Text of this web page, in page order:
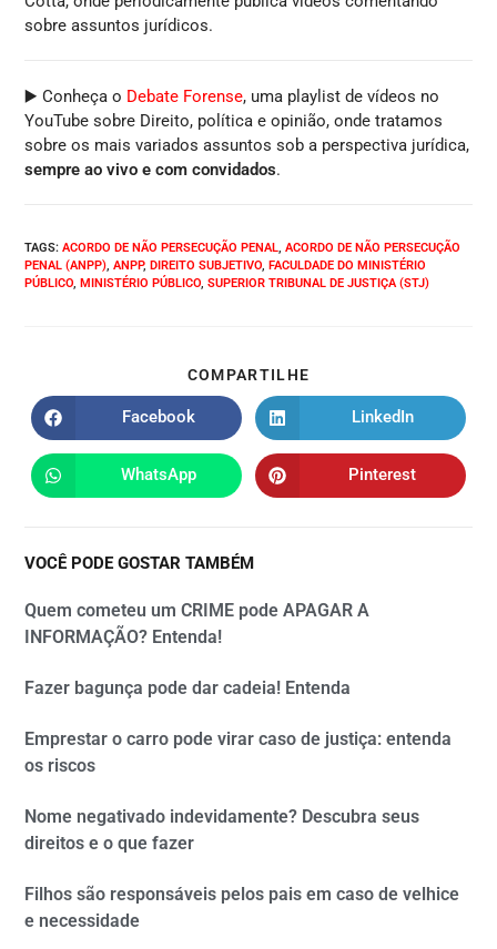
sobre assuntos jurídicos.
▶️ Conheça o Debate Forense, uma playlist de vídeos no
YouTube sobre Direito, política e opinião, onde tratamos
sobre os mais variados assuntos sob a perspectiva jurídica,
sempre ao vivo e com convidados.
TAGS:ACORDO DE NÃO PERSECUÇÃO PENAL, ACORDO DE NÃO PERSECUÇÃO
PENAL (ANPP), ANPP, DIREITO SUBJETIVO, FACULDADE DO MINISTÉRIO
PÚBLICO, MINISTÉRIO PÚBLICO, SUPERIOR TRIBUNAL DE JUSTIÇA (STJ)
COMPARTILHE
Facebook LinkedIn
WhatsApp Pinterest
VOCÊ PODE GOSTAR TAMBÉM
Quem cometeu um CRIME pode APAGAR A
INFORMAÇÃO? Entenda!
Fazer bagunça pode dar cadeia! Entenda
Emprestar o carro pode virar caso de justiça: entenda
os riscos
Nome negativado indevidamente? Descubra seus
direitos e o que fazer
Filhos são responsáveis pelos pais em caso de velhice
e necessidade